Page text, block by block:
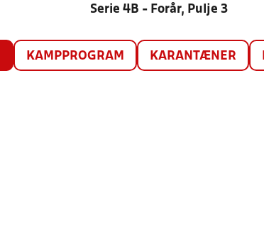
Serie 4B - Forår, Pulje 3
KAMPPROGRAM KARANTÆNER